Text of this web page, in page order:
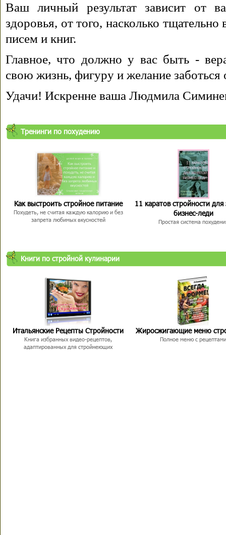
Ваш личный результат зависит от
здоровья, от того, насколько
писем и книг.
Главное, что должно у вас быть -
свою жизнь, фигуру и желание заботься
Удачи! Искренне ваша Людмила
Тренинги по похудению
Как выстроить стройное питание
Похудеть, не считая каждую калорию и без
запрета любимых вкусностей
11 каратов стройности для
бизнес-леди
Простая система
Книги по стройной кулинарии
Итальянские Рецепты Стройности
Книга избранных видео-рецептов,
адаптированных для стройнеющих
Жиросжигающие меню
Полное меню с рецептами